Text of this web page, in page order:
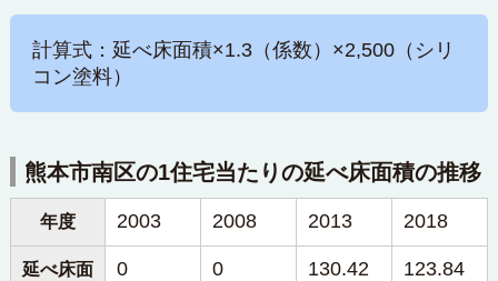
計算式：延べ床面積×1.3（係数）×2,500（シリ
コン塗料）
熊本市南区の1住宅当たりの延べ床面積の推移
年度 2003 2008 2013 2018
延べ床面
0 0 130.42 123.84